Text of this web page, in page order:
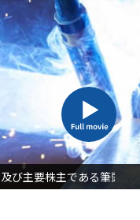
及び主要株主である筆頭